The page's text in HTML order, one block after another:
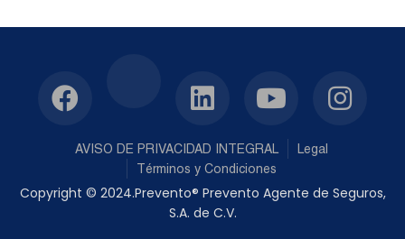
AVISO DE PRIVACIDAD INTEGRAL
Legal
Términos y Condiciones
Copyright © 2024.Prevento® Prevento Agente de Seguros,
S.A. de C.V.